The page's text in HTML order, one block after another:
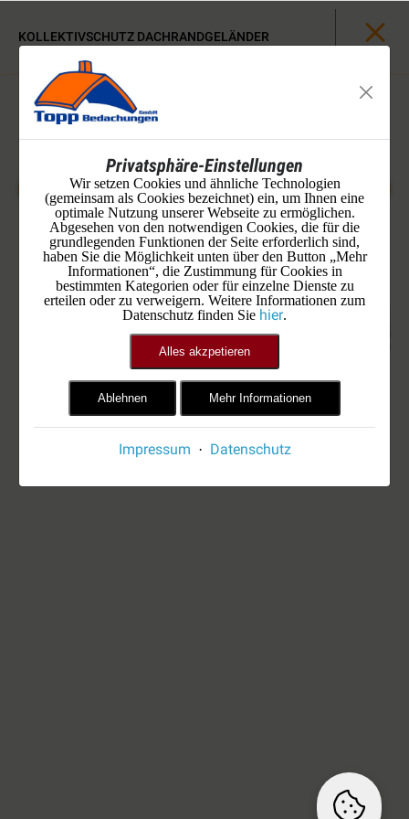
KOLLEKTIVSCHUTZ DACHRANDGELÄNDER
Privatsphäre-Einstellungen
Wir setzen Cookies und ähnliche Technologien
(gemeinsam als Cookies bezeichnet) ein, um Ihnen eine
optimale Nutzung unserer Webseite zu ermöglichen.
Abgesehen von den notwendigen Cookies, die für die
grundlegenden Funktionen der Seite erforderlich sind,
haben Sie die Möglichkeit unten über den Button „Mehr
Informationen“, die Zustimmung für Cookies in
bestimmten Kategorien oder für einzelne Dienste zu
erteilen oder zu verweigern. Weitere Informationen zum
Datenschutz finden Sie hier.
Alles akzpetieren
Ablehnen Mehr Informationen
Impressum · Datenschutz